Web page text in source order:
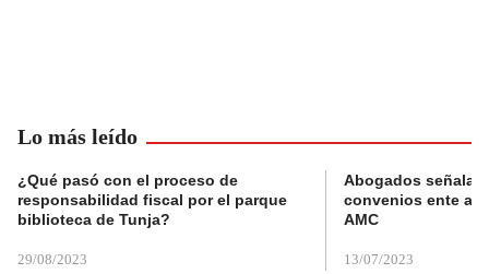
Lo más leído
¿Qué pasó con el proceso de
responsabilidad fiscal por el parque
biblioteca de Tunja?
29/08/2023
Abogados
convenios ente
AMC
13/07/2023